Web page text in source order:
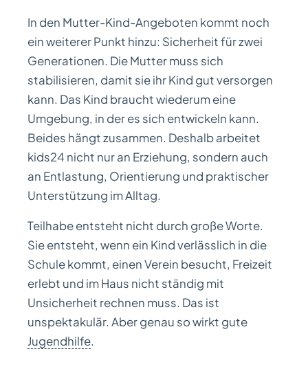
In den Mutter-Kind-Angeboten kommt noch
ein weiterer Punkt hinzu: Sicherheit für zwei
Generationen. Die Mutter muss sich
stabilisieren, damit sie ihr Kind gut versorgen
kann. Das Kind braucht wiederum eine
Umgebung, in der es sich entwickeln kann.
Beides hängt zusammen. Deshalb arbeitet
kids24 nicht nur an Erziehung, sondern auch
an Entlastung, Orientierung und praktischer
Unterstützung im Alltag.
Teilhabe entsteht nicht durch große Worte.
Sie entsteht, wenn ein Kind verlässlich in die
Schule kommt, einen Verein besucht, Freizeit
erlebt und im Haus nicht ständig mit
Unsicherheit rechnen muss. Das ist
unspektakulär. Aber genau so wirkt gute
Jugendhilfe.